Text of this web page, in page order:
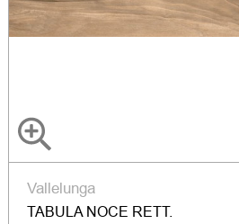
Vallelunga
TABULA NOCE RETT.